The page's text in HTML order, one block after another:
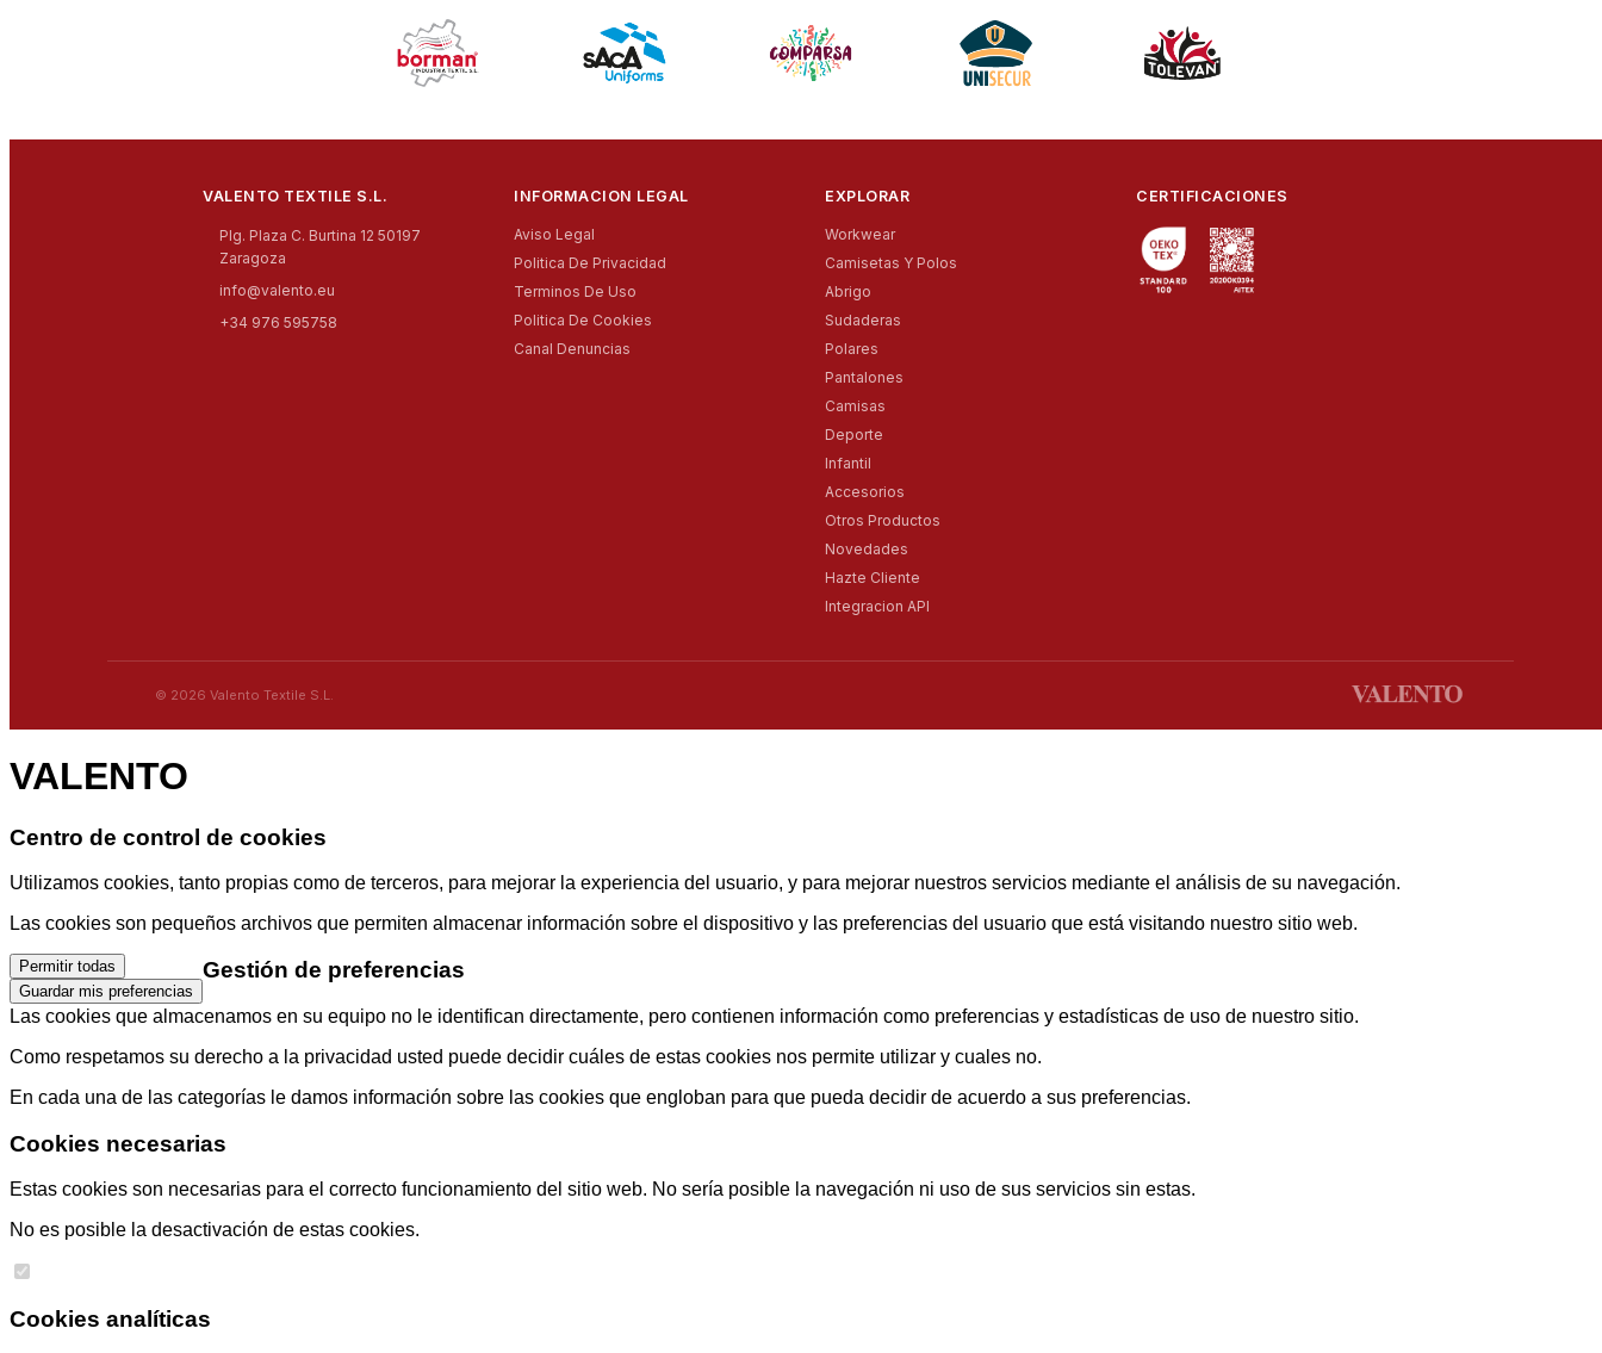
VALENTO TEXTILE S.L.
Plg. Plaza C. Burtina 12 50197
Zaragoza
info@valento.eu
+34 976 595758
INFORMACION LEGAL
Aviso Legal
Politica De Privacidad
Terminos De Uso
Politica De Cookies
Canal Denuncias
EXPLORAR
Workwear
Camisetas Y Polos
Abrigo
Sudaderas
Polares
Pantalones
Camisas
Deporte
Infantil
Accesorios
Otros Productos
Novedades
Hazte Cliente
Integracion API
CERTIFICACIONES
© 2026 Valento Textile S.L.
VALENTO
Centro de control de cookies
Utilizamos cookies, tanto propias como de terceros, para mejorar la experiencia del usuario, y para mejorar nuestros servicios mediante el análisis de su navegación.
Las cookies son pequeños archivos que permiten almacenar información sobre el dispositivo y las preferencias del usuario que está visitando nuestro sitio web.
Permitir todas
Guardar mis preferencias
Gestión de preferencias
Las cookies que almacenamos en su equipo no le identifican directamente, pero contienen información como preferencias y estadísticas de uso de nuestro sitio.
Como respetamos su derecho a la privacidad usted puede decidir cuáles de estas cookies nos permite utilizar y cuales no.
En cada una de las categorías le damos información sobre las cookies que engloban para que pueda decidir de acuerdo a sus preferencias.
Cookies necesarias
Estas cookies son necesarias para el correcto funcionamiento del sitio web. No sería posible la navegación ni uso de sus servicios sin estas.
No es posible la desactivación de estas cookies.
Cookies analíticas